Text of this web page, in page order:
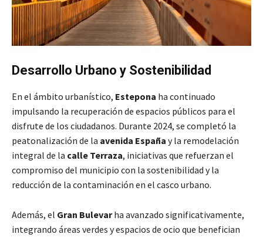
Desarrollo Urbano y Sostenibilidad
En el ámbito urbanístico, Estepona ha continuado
impulsando la recuperación de espacios públicos para el
disfrute de los ciudadanos. Durante 2024, se completó la
peatonalización de la avenida España y la remodelación
integral de la calle Terraza, iniciativas que refuerzan el
compromiso del municipio con la sostenibilidad y la
reducción de la contaminación en el casco urbano.
Además, el Gran Bulevarha avanzado significativamente,
integrando áreas verdes y espacios de ocio que benefician